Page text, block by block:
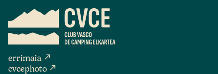
errimaia north_east
cvcephoto north_east